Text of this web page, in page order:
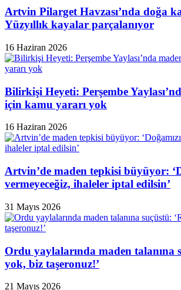
Artvin Pilarget Havzası’nda doğa
Yüzyıllık kayalar parçalanıyor
16 Haziran 2026
Bilirkişi Heyeti: Perşembe
için kamu yararı yok
16 Haziran 2026
Artvin’de maden tepkisi büyüyor:
vermeyeceğiz, ihaleler iptal edilsin’
31 Mayıs 2026
Ordu yaylalarında maden talanına
yok, biz taşeronuz!’
21 Mayıs 2026